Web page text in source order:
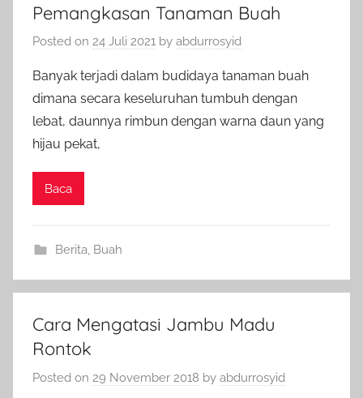
Pemangkasan Tanaman Buah
Posted on 24 Juli 2021 by abdurrosyid
Banyak terjadi dalam budidaya tanaman buah
dimana secara keseluruhan tumbuh dengan
lebat, daunnya rimbun dengan warna daun yang
hijau pekat,
Baca
Berita, Buah
Cara Mengatasi Jambu Madu
Rontok
Posted on 29 November 2018 by abdurrosyid